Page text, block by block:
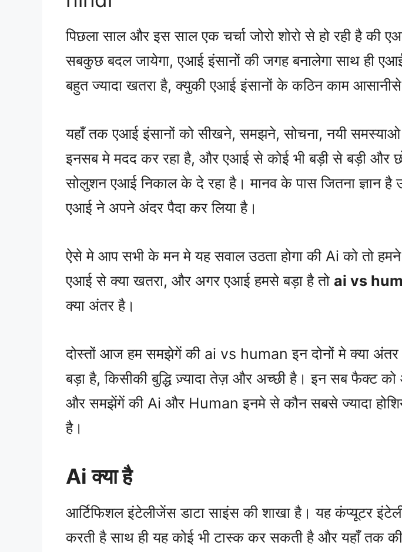
पिछला साल और इस साल एक चर्चा जोरो शोरो से हो रही है की
सबकुछ बदल जायेगा, एआई इंसानों की जगह बनालेगा साथ ही
बहुत ज्यादा खतरा है, क्युकी एआई इंसानों के कठिन काम आसानीसे
यहाँ तक एआई इंसानों को सीखने, समझने, सोचना, नयी
इनसब मे मदद कर रहा है, और एआई से कोई भी बड़ी से बड़ी और
सोलुशन एआई निकाल के दे रहा है। मानव के पास जितना ज्ञान है
एआई ने अपने अंदर पैदा कर लिया है।
ऐसे मे आप सभी के मन मे यह सवाल उठता होगा की Ai को तो हमने
एआई से क्या खतरा, और अगर एआई हमसे बड़ा है तो ai vs
क्या अंतर है।
दोस्तों आज हम समझेगें की ai vs human इन दोनों मे क्या
बड़ा है, किसीकी बुद्धि ज़्यादा तेज़ और अच्छी है। इन सब फैक्ट
और समझेंगें की Ai और Human इनमे से कौन सबसे ज्यादा
है।
Ai क्या है
आर्टिफिशल इंटेलीजेंस डाटा साइंस की शाखा है। यह कंप्यूटर
करती है साथ ही यह कोई भी टास्क कर सकती है और यहाँ तक